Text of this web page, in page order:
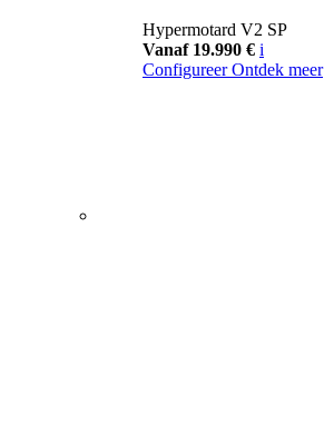
Hypermotard V2 SP
Vanaf 19.990 € i
Configureer Ontdek meer